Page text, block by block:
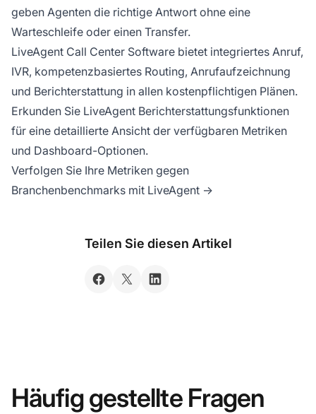
geben Agenten die richtige Antwort ohne eine
Warteschleife oder einen Transfer.
LiveAgent Call Center Software bietet integriertes Anruf,
IVR, kompetenzbasiertes Routing, Anrufaufzeichnung
und Berichterstattung in allen kostenpflichtigen Plänen.
Erkunden Sie LiveAgent Berichterstattungsfunktionen
für eine detaillierte Ansicht der verfügbaren Metriken
und Dashboard-Optionen.
Verfolgen Sie Ihre Metriken gegen
Branchenbenchmarks mit LiveAgent →
Teilen Sie diesen Artikel
Häufig gestellte Fragen